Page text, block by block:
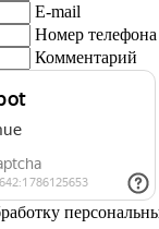
E-mail
Номер телефона
Комментарий